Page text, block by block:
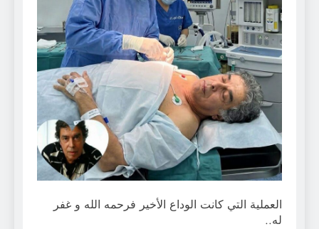
العملية التي كانت الوداع الأخير فرحمه الله و غفر
له..